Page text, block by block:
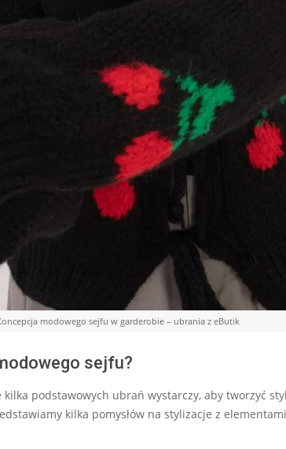
modowego sejfu w garderobie – ubrania z eButik
sejfu?
kilka podstawowych ubrań wystarczy, aby tworzyć
kilka pomysłów na stylizacje z